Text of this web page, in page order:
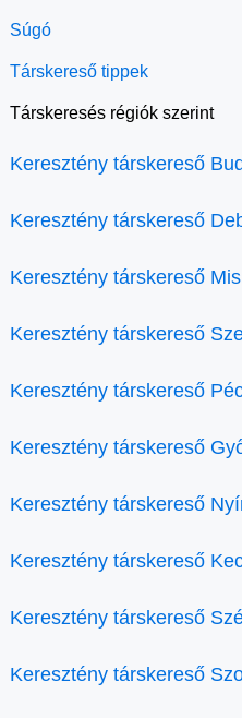
Súgó
Társkereső tippek
Társkeresés régiók szerint
Keresztény társkereső
Keresztény társkereső
Keresztény társkereső
Keresztény társkereső
Keresztény társkereső
Keresztény társkereső
Keresztény társkereső
Keresztény társkereső
Keresztény társkereső
Keresztény társkereső